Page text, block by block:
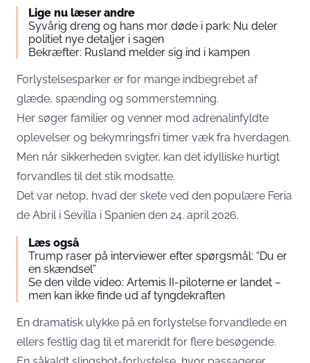
Lige nu læser andre
Syvårig dreng og hans mor døde i park: Nu deler
politiet nye detaljer i sagen
Bekræfter: Rusland melder sig ind i kampen
Forlystelsesparker er for mange indbegrebet af
glæde, spænding og sommerstemning.
Her søger familier og venner mod adrenalinfyldte
oplevelser og bekymringsfri timer væk fra hverdagen.
Men når sikkerheden svigter, kan det idylliske hurtigt
forvandles til det stik modsatte.
Det var netop, hvad der skete ved den populære Feria
de Abril i Sevilla i Spanien den 24. april 2026.
Læs også
Trump raser på interviewer efter spørgsmål: “Du er
en skændsel”
Se den vilde video: Artemis II-piloterne er landet –
men kan ikke finde ud af tyngdekraften
En dramatisk ulykke på en forlystelse forvandlede en
ellers festlig dag til et mareridt for flere besøgende.